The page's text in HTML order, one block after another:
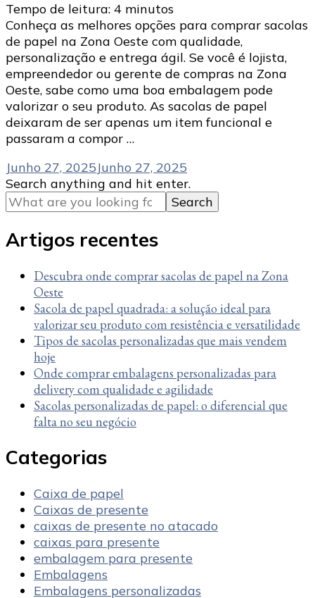
Tempo de leitura: 4 minutos
Conheça as melhores opções para comprar sacolas
de papel na Zona Oeste com qualidade,
personalização e entrega ágil. Se você é lojista,
empreendedor ou gerente de compras na Zona
Oeste, sabe como uma boa embalagem pode
valorizar o seu produto. As sacolas de papel
deixaram de ser apenas um item funcional e
passaram a compor …
Junho 27, 2025Junho 27, 2025
Looking
for
Something?
Search anything and hit enter.
Artigos recentes
Descubra onde comprar sacolas de papel na Zona
Oeste
Sacola de papel quadrada: a solução ideal para
valorizar seu produto com resistência e versatilidade
Tipos de sacolas personalizadas que mais vendem
hoje
Onde comprar embalagens personalizadas para
delivery com qualidade e agilidade
Sacolas personalizadas de papel: o diferencial que
falta no seu negócio
Categorias
Caixa de papel
Caixas de presente
caixas de presente no atacado
caixas para presente
embalagem para presente
Embalagens
Embalagens personalizadas